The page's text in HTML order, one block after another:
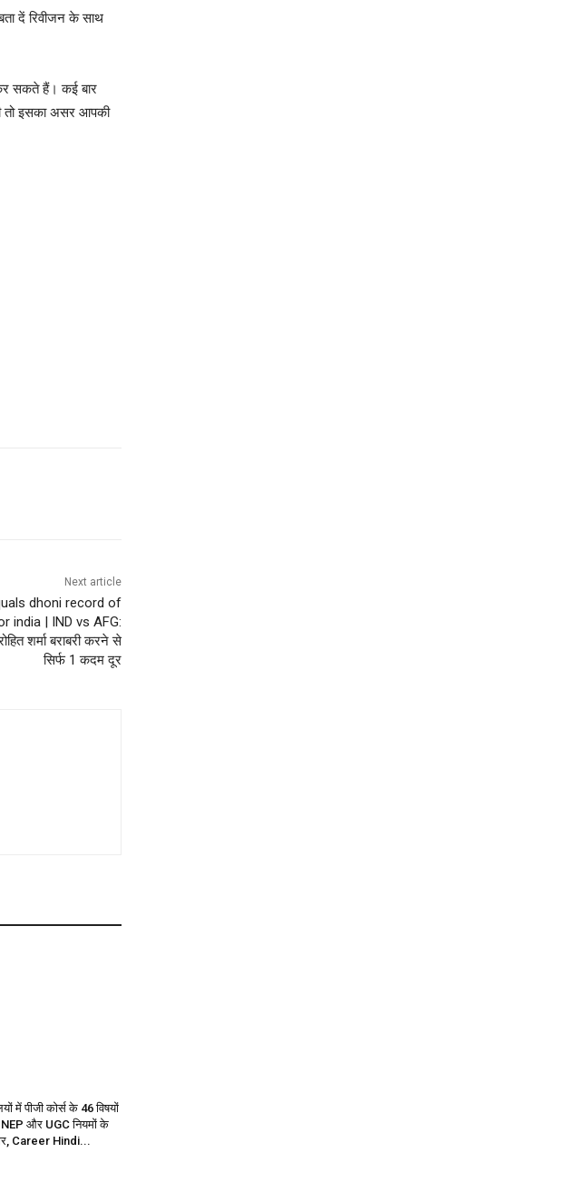
दें रिवीजन के साथ
सकते हैं। कई बार
तो इसका असर आपकी
Next article
dhoni record of
india | IND vs AFG:
शर्मा बराबरी करने से
सिर्फ 1 कदम दूर
में पीजी कोर्स के 46 विषयों
NEP और UGC नियमों के
Career Hindi...